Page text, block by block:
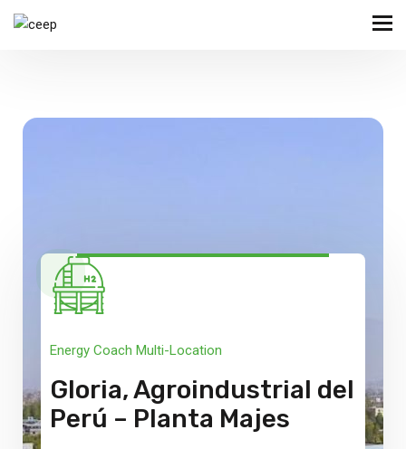
Energy Coach Multi-Location
Gloria, Agroindustrial del
Perú – Planta Majes